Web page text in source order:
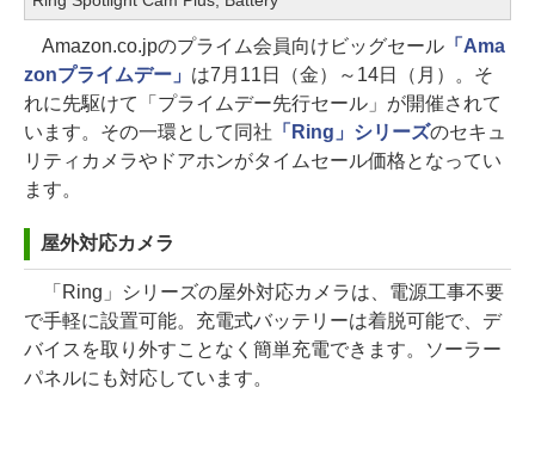
Amazon.co.jpのプライム会員向けビッグセール「Ama
zonプライムデー」 は7月11日（金）～14日（月）。そ
れに先駆けて「プライムデー先行セール」が開催されて
います。その一環として同社 「Ring」シリーズのセキュ
リティカメラやドアホンがタイムセール価格となってい
ます。
屋外対応カメラ
「Ring」シリーズの屋外対応カメラは、電源工事不要
で手軽に設置可能。充電式バッテリーは着脱可能で、デ
バイスを取り外すことなく簡単充電できます。ソーラー
パネルにも対応しています。